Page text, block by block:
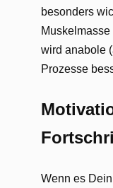
besonders
wird anabole
Prozesse
Wenn es